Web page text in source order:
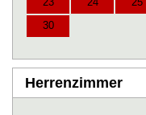
30
Herrenzimmer